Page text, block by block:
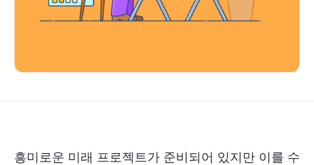
흥미로운 미래 프로젝트가 준비되어 있지만 이를 수